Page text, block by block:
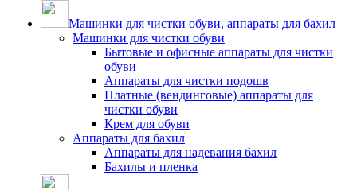
Машинки для чистки обуви, аппараты для бахил
Машинки для чистки обуви
Бытовые и офисные аппараты для чистки
обуви
Аппараты для чистки подошв
Платные (вендинговые) аппараты для
чистки обуви
Крем для обуви
Аппараты для бахил
Аппараты для надевания бахил
Бахилы и пленка